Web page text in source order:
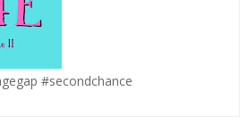
#secondchance